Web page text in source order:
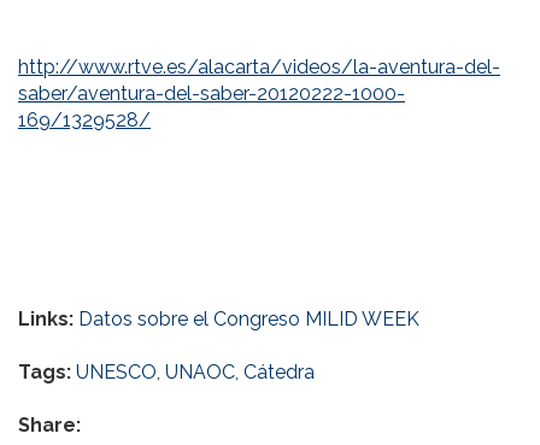
http://www.rtve.es/alacarta/videos/la-aventura-del-
saber/aventura-del-saber-20120222-1000-
169/1329528/
Links: Datos sobre el Congreso MILID WEEK
Tags: UNESCO, UNAOC, Cátedra
Share: